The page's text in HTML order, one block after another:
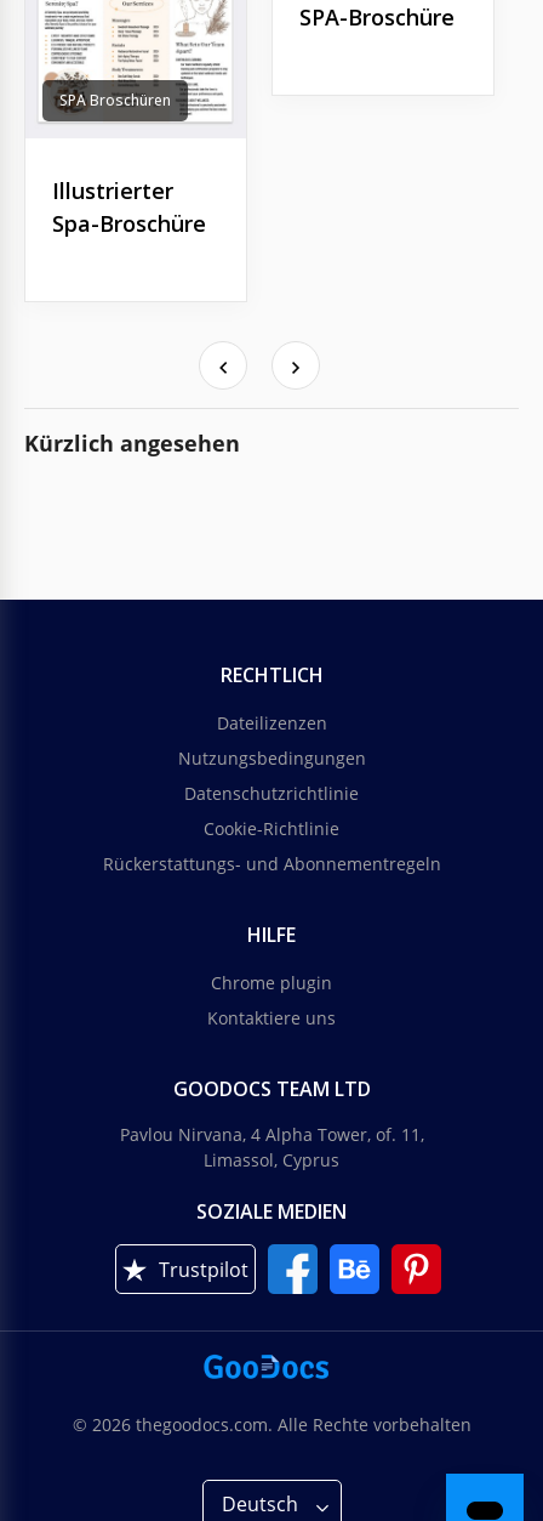
SPA Broschüren
Illustrierter
Spa-Broschüre
SPA-Broschüre
Kürzlich angesehen
RECHTLICH
Dateilizenzen
Nutzungsbedingungen
Datenschutzrichtlinie
Cookie-Richtlinie
Rückerstattungs- und Abonnementregeln
HILFE
Chrome plugin
Kontaktiere uns
GOODOCS TEAM LTD
Pavlou Nirvana, 4 Alpha Tower, of. 11,
Limassol, Cyprus
SOZIALE MEDIEN
Trustpilot
© 2026 thegoodocs.com. Alle Rechte vorbehalten
Deutsch